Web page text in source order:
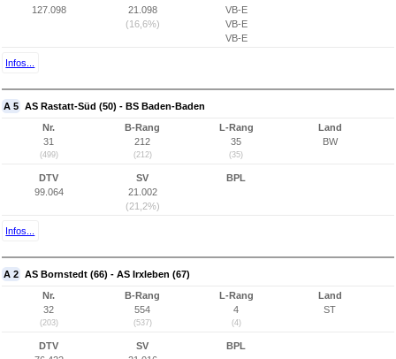
127.098
21.098
(16,6%)
VB-E
VB-E
VB-E
Infos...
A 5 AS Rastatt-Süd (50) - BS Baden-Baden
Nr.
31
(499)
B-Rang
212
(212)
L-Rang
35
(35)
Land
BW
DTV
99.064
SV
21.002
(21,2%)
BPL
Infos...
A 2 AS Bornstedt (66) - AS Irxleben (67)
Nr.
32
(203)
B-Rang
554
(537)
L-Rang
4
(4)
Land
ST
DTV
SV
BPL